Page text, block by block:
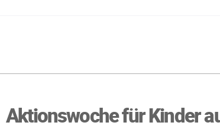
Aktionswoche für Kinder